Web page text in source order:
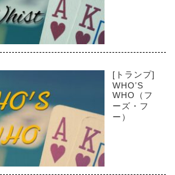
[トランプ]
WHO’S
WHO（フ
ーズ・フ
ー）